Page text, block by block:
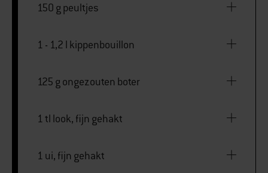
150 g peultjes
1 - 1,2 l kippenbouillon
125 g ongezouten boter
1 tl look, fijn gehakt
1 ui, fijn gehakt